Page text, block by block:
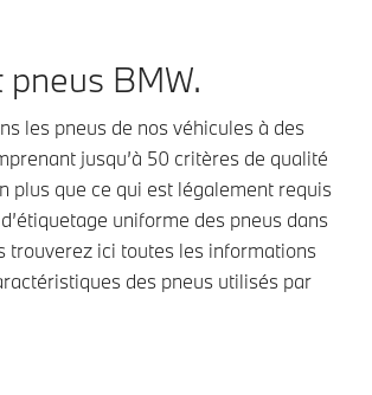
pneus BMW.
les pneus de nos véhicules à des
jusqu’à 50 critères de qualité
plus que ce qui est légalement requis
uniforme des pneus dans
trouverez ici toutes les informations
des pneus utilisés par